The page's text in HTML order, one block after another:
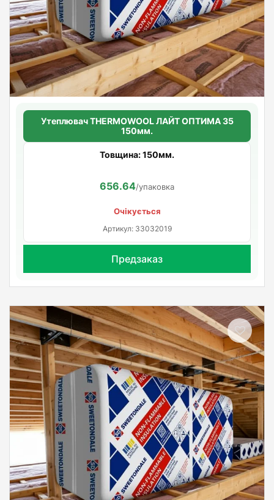
Утеплювач THERMOWOOL ЛАЙТ ОПТИМА 35
150мм.
Товщина: 150мм.
656.64/упаковка
Очікується
Артикул: 33032019
Предзаказ